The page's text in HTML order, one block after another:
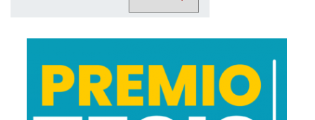
Admisión
Pregrado